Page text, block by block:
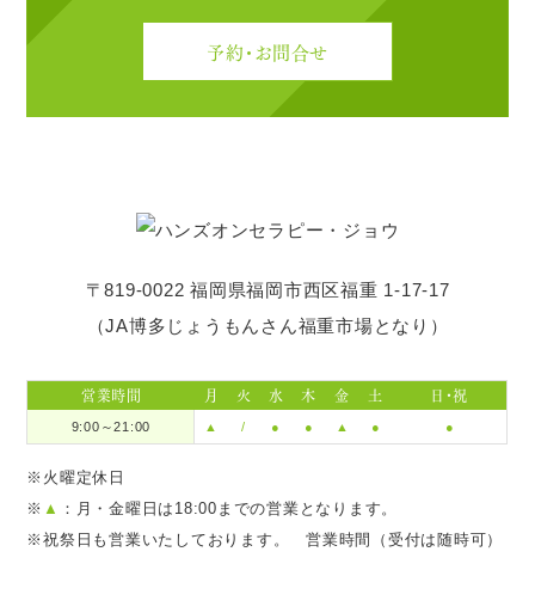
予約・お問合せ
〒819-0022 福岡県福岡市西区福重 1-17-17
（JA博多じょうもんさん福重市場となり）
営業時間 月 火 水 木 金 土 日・祝
9:00～21:00 ▲ / ● ● ▲ ● ●
※火曜定休日
※ ▲ ：月・金曜日は18:00までの営業となります。
※祝祭日も営業いたしております。 営業時間（受付は随時可）